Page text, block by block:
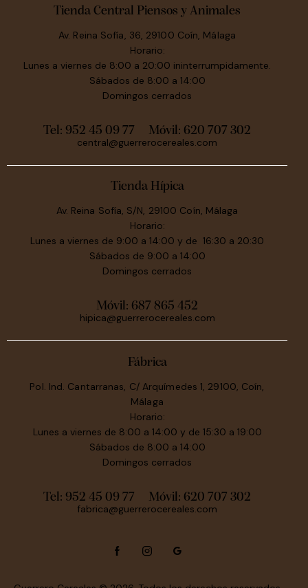
Tienda Central Piensos y Animales
Av. Reina Sofía, 36, 29100 Coín, Málaga
Horario:
Lunes a viernes de 8:00 a 20:00 ininterrumpidamente.
Sábados de 8:00 a 14:00
Domingos cerrados
Tel: 952 45 09 77 Móvil: 620 707 302
central@guerrerocereales.com
Tienda Hípica
Av. Reina Sofía, S/N, 29100 Coín, Málaga
Horario:
Lunes a viernes de 9:00 a 14:00 y de 16:30 a 20:30
Sábados de 9:00 a 14:00
Domingos cerrados
Móvil: 687 865 452
hipica@guerrerocereales.com
Fábrica
Pol. Ind. Cantarranas, C/ Arquímedes 1, 29100, Coín,
Málaga
Horario:
Lunes a viernes de 8:00 a 14:00 y de 15:30 a 19:00
Sábados de 8:00 a 14:00
Domingos cerrados
Tel: 952 45 09 77 Móvil: 620 707 302
fabrica@guerrerocereales.com